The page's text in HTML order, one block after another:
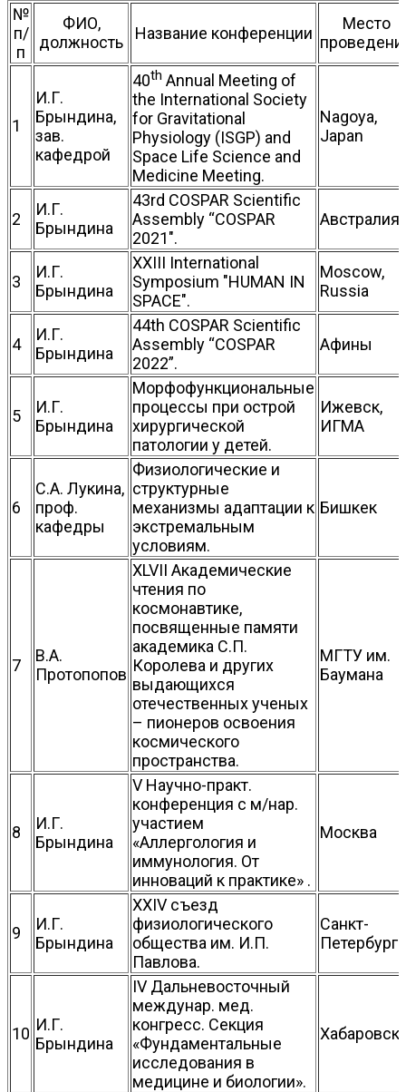
№
п/
п
ФИО,
должность
Название конференции
Место
1
И.Г.
Брындина,
зав.
кафедрой
40th Annual Meeting of
the International Society
for Gravitational
Physiology (ISGP) and
Space Life Science and
Medicine Meeting.
Nagoya,
Japan
2
И.Г.
Брындина
43rd COSPAR Scientific
Assembly “COSPAR
2021".
Австралия
3
И.Г.
Брындина
XXIII International
Symposium "HUMAN IN
SPACE".
Moscow,
Russia
4
И.Г.
Брындина
44th COSPAR Scientific
Assembly “COSPAR
2022”.
Афины
5
И.Г.
Брындина
Морфофункциональные
процессы при острой
хирургической
патологии у детей.
Ижевск,
ИГМА
6
С.А. Лукина,
проф.
кафедры
Физиологические и
структурные
механизмы адаптации к
экстремальным
условиям.
Бишкек
7
В.А.
Протопопов
XLVII Академические
чтения по
космонавтике,
посвященные памяти
академика С.П.
Королева и других
выдающихся
отечественных ученых
– пионеров освоения
космического
пространства.
МГТУ им.
Баумана
8
И.Г.
Брындина
V Научно-практ.
конференция с м/нар.
участием
«Аллергология и
иммунология. От
инноваций к практике» .
Москва
9
И.Г.
Брындина
XXIV съезд
физиологического
общества им. И.П.
Павлова.
Санкт-
Петербург
10 И.Г.
Брындина
IV Дальневосточный
междунар. мед.
конгресс. Секция
«Фундаментальные
исследования в
медицине и биологии».
Хабаровск